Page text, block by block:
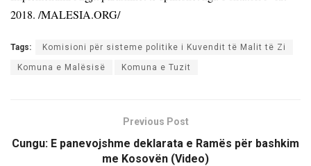
2018. /MALESIA.ORG/
Tags: Komisioni për sisteme politike i Kuvendit të Malit të Zi
Komuna e Malësisë Komuna e Tuzit
Previous Post
Cungu: E panevojshme deklarata e Ramës për bashkim
me Kosovën (Video)